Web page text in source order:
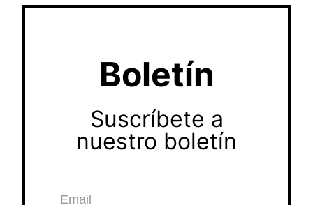
Boletín
Suscríbete a
nuestro boletín